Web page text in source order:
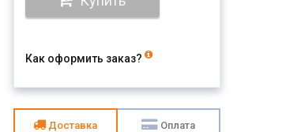
Как оформить заказ?
Доставка Оплата